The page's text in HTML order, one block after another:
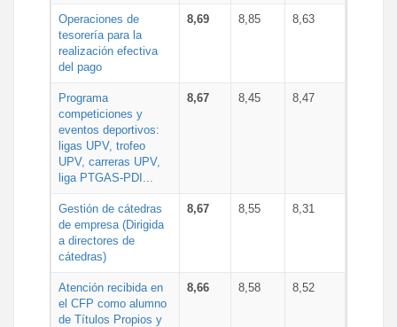
Operaciones de
tesorería para la
realización efectiva
del pago
8,69 8,85 8,63
Programa
competiciones y
eventos deportivos:
ligas UPV, trofeo
UPV, carreras UPV,
liga PTGAS-PDI...
8,67 8,45 8,47
Gestión de cátedras
de empresa (Dirigida
a directores de
cátedras)
8,67 8,55 8,31
Atención recibida en
el CFP como alumno
de Títulos Propios y
8,66 8,58 8,52